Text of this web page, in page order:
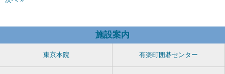
施設案内
東京本院 有楽町囲碁センター